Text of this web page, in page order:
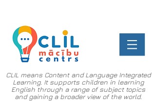
CLIL means Content and Language Integrated
Learning. It supports children in learning
English through a range of subject topics
and gaining a broader view of the world.